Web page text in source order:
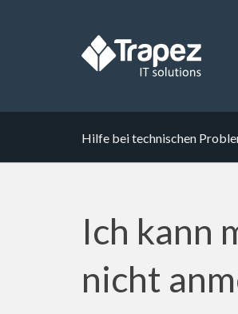
Hilfe bei technischen
Ich kann
nicht